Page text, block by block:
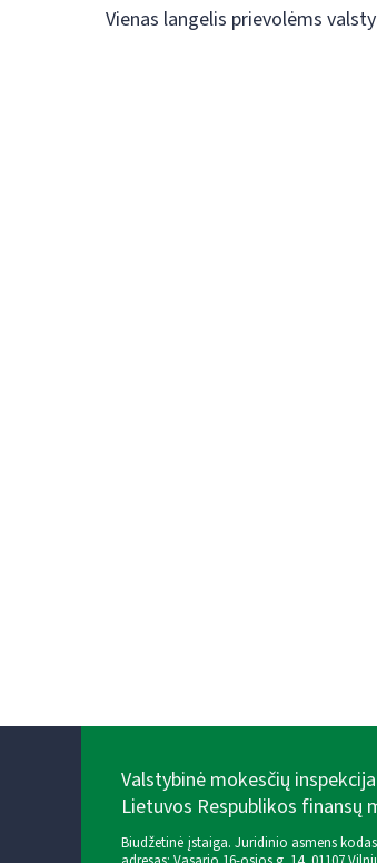
Vienas langelis prievolėms
Valstybinė mokesčių
Lietuvos Respublikos finansų
Biudžetinė įstaiga. Juridinio asmens